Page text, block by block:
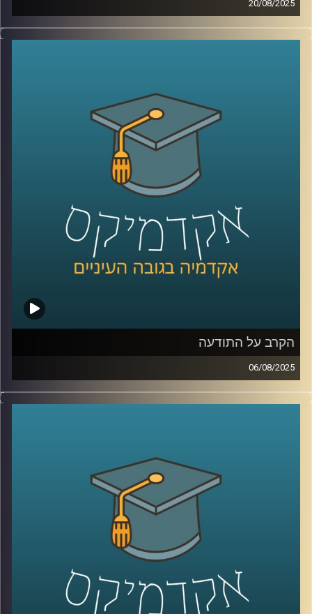
קרדיט תמונות:AudioVersity
20/08/2025
בארה״ב תמיד תמכו בישראל, אבל האם זה עדיין נכון? ואיך
נראית התמיכה הזו בעידן של קיטוב פוליטי, שינויי דור ותחושת
הציבור האמריקאי עדיין מחזיקה או שהגיע הזמן לחשב מסלול
האורח שלנו הוא פרופ’ אמנון כוורי, פרופסור חבר וראש המכון
לחירות ואחריות בבית ספר לאודר לממשל ודיפלומטיה
באוניברסיטת רייכמן, שמסביר למה דווקא עכשיו חשוב לבחון
מחדש את יחסי ישראל–ארה״ב – ומה זה אומר על העתיד שלנו
קרדיט תמונות:AudioVersity
הקרב על התודעה
06/08/2025
בזמן האחרון הרבה מאיתנו מוצאים את עצמנו קמים באמצע
הלילה בגלל ירי של טיל אחד מתימן, איראן או עזה. טיל בודד,
בפרק הזה של “אקדמיקס” אני משוחחת עם ד”ר ערגה אטד,
מרצה וחוקרת בעיצוב התנהגות ושכנוע באוניברסיטת רייכמן
נדבר על מה שלא תמיד רואים: הקרב על התודעה.
איך מספרים סיפור בזמן מלחמה? מה ההבדל בין הסברה
ממשלתית לאזרחית? איך פסיכולוגיה ובינה מלאכותית נכנסים
לתוך שדה הקרב הדיגיטלי? ומה התפקיד של ערוצים כמו
אל-ג’זירה בעיצוב דעת הקהל?